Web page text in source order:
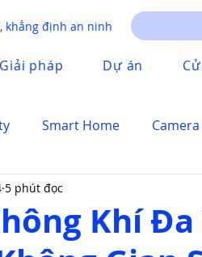
khẳng định an ninh
Giải pháp Dự án
Smart Home Camera
Khí Đa
5 phút đọc